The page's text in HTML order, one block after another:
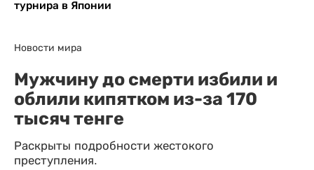
турнира в Японии
Новости мира
Мужчину до смерти избили и
облили кипятком из-за 170
тысяч тенге
Раскрыты подробности жестокого
преступления.